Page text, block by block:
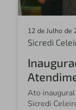
12 de Julho de
Sicredi
Ato
Sicredi